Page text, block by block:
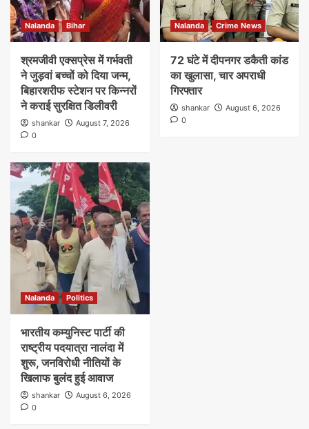
Nalanda Bihar
श्रमजीवी एक्सप्रेस में गर्भवती
ने जुड़वां बच्चों को दिया जन्म,
बिहारशरीफ स्टेशन पर किन्नरों
ने कराई सुरक्षित डिलीवरी
shankar
August 7, 2026
0
Nalanda Crime News
72 घंटे में दीपनगर डकैती कांड
का खुलासा, चार अपराधी
गिरफ्तार
shankar
August 6, 2026
0
Nalanda Politics
भारतीय कम्युनिस्ट पार्टी की
राष्ट्रीय पदयात्रा नालंदा में
शुरू, जनविरोधी नीतियों के
खिलाफ बुलंद हुई आवाज
shankar
August 6, 2026
0